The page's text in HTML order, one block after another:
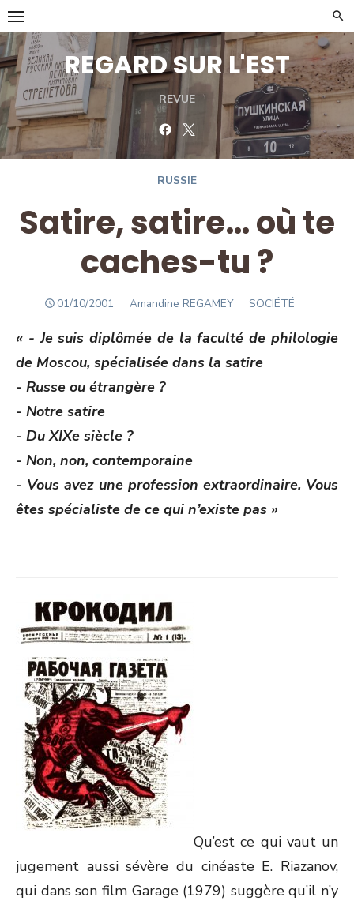
Skip
to
content
REGARD SUR L'EST
REVUE
FacebookTwitter
RUSSIE
Satire, satire… où te
caches-tu ?
POSTED
01/10/2001 Author
Amandine REGAMEY SOCIÉTÉ
« - Je suis diplômée de la faculté de philologie
de Moscou, spécialisée dans la satire
- Russe ou étrangère ?
- Notre satire
- Du XIXe siècle ?
- Non, non, contemporaine
- Vous avez une profession extraordinaire. Vous
êtes spécialiste de ce qui n’existe pas »
Qu’est ce qui vaut un
jugement aussi sévère du cinéaste E. Riazanov,
qui dans son film Garage (1979) suggère qu’il n’y